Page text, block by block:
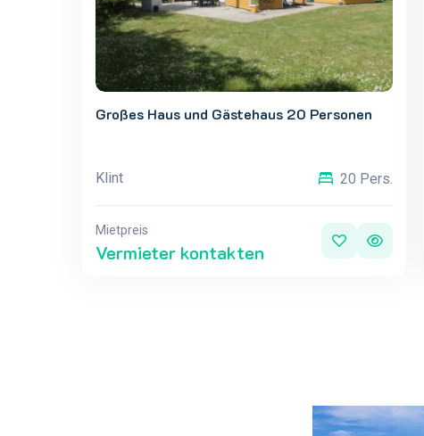
Großes Haus und Gästehaus 20 Personen
Klint 20 Pers.
Mietpreis
Vermieter kontakten